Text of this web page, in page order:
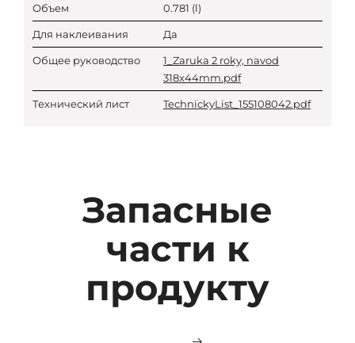
Объем 0.781 (l)
Для наклеивания Да
Общее руководство
1_Zaruka 2 roky, navod
318x44mm.pdf
Технический лист TechnickyList_155108042.pdf
Запасные
части к
продукту